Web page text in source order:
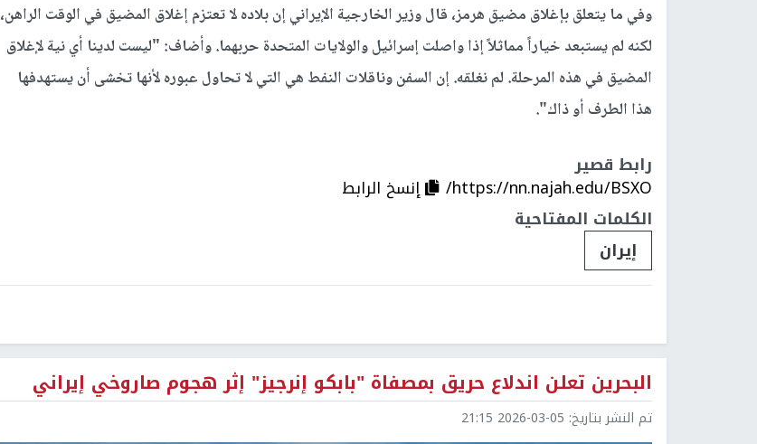
وفي ما يتعلق بإغلاق مضيق هرمز، قال وزير الخارجية الإيراني إن بلاده لا تعتزم إغلاق المضيق في الوقت الراهن،
لكنه لم يستبعد خياراً مماثلاً إذا واصلت إسرائيل والولايات المتحدة حربهما. وأضاف: "ليست لدينا أي نية لإغلاق
المضيق في هذه المرحلة. لم نغلقه. إن السفن وناقلات النفط هي التي لا تحاول عبوره لأنها تخشى أن يستهدفها
هذا الطرف أو ذاك".
رابط قصير
https://nn.najah.edu/BSXO/
إنسخ الرابط
الكلمات المفتاحية
إيران
البحرين تعلن اندلاع حريق بمصفاة "بابكو إنرجيز" إثر هجوم صاروخي إيراني
تم النشر بتاريخ: 2026-03-05 21:15